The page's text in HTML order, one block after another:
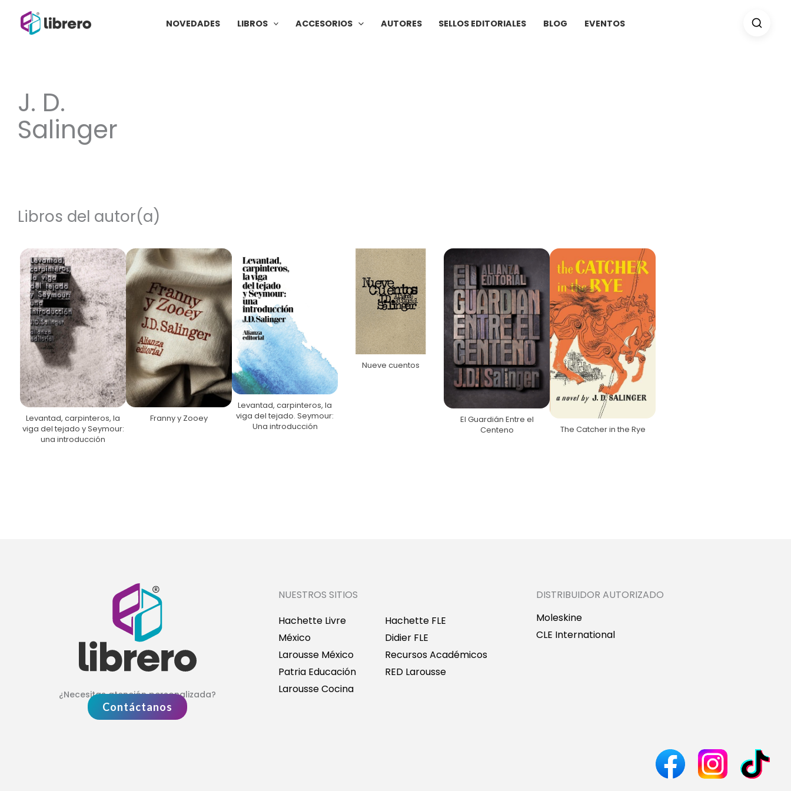
NOVEDADES LIBROS ACCESORIOS AUTORES SELLOS EDITORIALES BLOG EVENTOS
J. D.
Salinger
Libros del autor(a)
Levantad, carpinteros, la
viga del tejado y Seymour:
una introducción
Franny y Zooey
Levantad, carpinteros, la
viga del tejado. Seymour:
Una introducción
Nueve cuentos
El Guardián Entre el
Centeno
The Catcher in the Rye
¿Necesitas atención personalizada?
Contáctanos
NUESTROS SITIOS
Hachette Livre
México
Larousse México
Patria Educación
Larousse Cocina
Hachette FLE
Didier FLE
Recursos Académicos
RED Larousse
DISTRIBUIDOR AUTORIZADO
Moleskine
CLE International